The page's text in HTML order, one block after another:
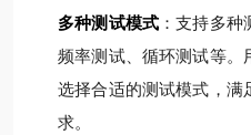
多种测试模式 ：支持多
频率测试、循环测试等。
选择合适的测试模式，满
求。